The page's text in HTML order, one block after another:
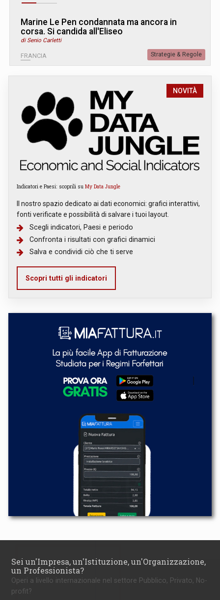
Marine Le Pen condannata ma ancora in
corsa. Si candida all'Eliseo
di Senio Carletti
FRANCIA Strategie & Regole
NOVITÀ
Indicatori e Paesi: scoprili su My Data Jungle
Il nostro spazio dedicato ai dati economici: grafici interattivi,
fonti verificate e possibilità di salvare i tuoi layout.
Scegli indicatori, Paesi e periodo
Confronta i risultati con grafici dinamici
Salva e condividi ciò che ti serve
Scopri tutti gli indicatori
Sei un'Impresa, un'Istituzione, un'Organizzazione,
un Professionista?
Operi a livello internazionale nel settore Pubblico, Privato, No-
profit?